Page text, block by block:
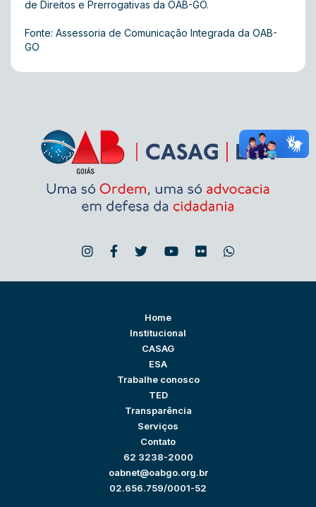
de Direitos e Prerrogativas da OAB-GO.
Fonte: Assessoria de Comunicação Integrada da OAB-
GO
Home
Institucional
CASAG
ESA
Trabalhe conosco
TED
Transparência
Serviços
Contato
62 3238-2000
oabnet@oabgo.org.br
02.656.759/0001-52